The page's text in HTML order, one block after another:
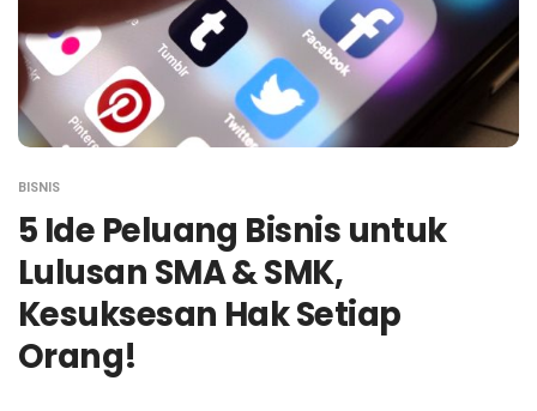
BISNIS
5 Ide Peluang Bisnis untuk
Lulusan SMA & SMK,
Kesuksesan Hak Setiap
Orang!